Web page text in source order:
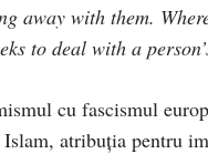
away with them.
to deal with a
cu fascismul
atribuţia pentru